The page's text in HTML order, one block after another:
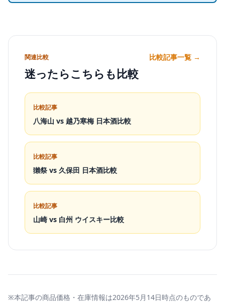
関連比較
迷ったらこちらも比較
比較記事一覧 →
比較記事
八海山 vs 越乃寒梅 日本酒比較
比較記事
獺祭 vs 久保田 日本酒比較
比較記事
山崎 vs 白州 ウイスキー比較
※本記事の商品価格・在庫情報は2026年5月14日時点のものであ